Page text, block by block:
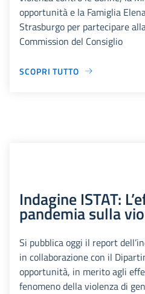
opportunità e la Famiglia
Strasburgo per partecipare
Commission del Consiglio
SCOPRI TUTTO
Indagine ISTAT:
pandemia sulla
Si pubblica oggi il report
in collaborazione con il
opportunità, in merito agli
fenomeno della violenza di